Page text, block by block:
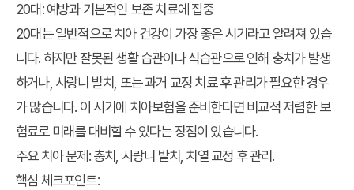
20대: 예방과 기본적인 보존 치료에 집중
20대는 일반적으로 치아 건강이 가장 좋은 시기라고 알려져 있습
니다. 하지만 잘못된 생활 습관이나 식습관으로 인해 충치가 발생
하거나, 사랑니 발치, 또는 과거 교정 치료 후 관리가 필요한 경우
가 많습니다. 이 시기에 치아보험을 준비한다면 비교적 저렴한 보
험료로 미래를 대비할 수 있다는 장점이 있습니다.
주요 치아 문제 : 충치, 사랑니 발치, 치열 교정 후 관리.
핵심 체크포인트: